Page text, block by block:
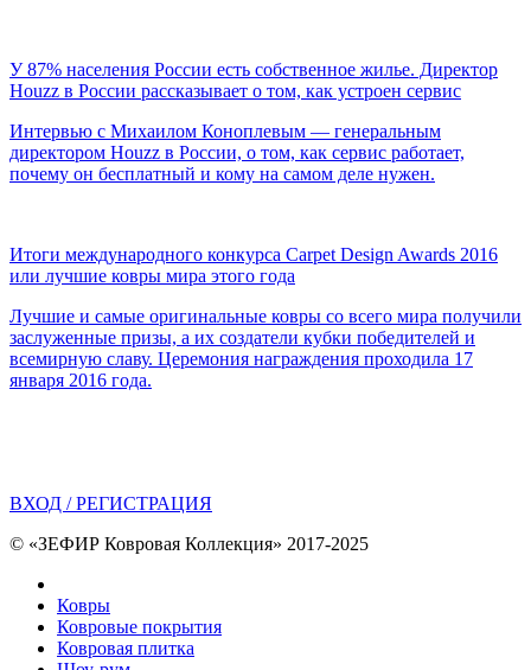
У 87% населения России есть собственное жилье. Директор
Houzz в России рассказывает о том, как устроен сервис
Интервью с Михаилом Коноплевым — генеральным
директором Houzz в России, о том, как сервис работает,
почему он бесплатный и кому на самом деле нужен.
Итоги международного конкурса Carpet Design Awards 2016
или лучшие ковры мира этого года
Лучшие и самые оригинальные ковры со всего мира получили
заслуженные призы, а их создатели кубки победителей и
всемирную славу. Церемония награждения проходила 17
января 2016 года.
ВХОД / РЕГИСТРАЦИЯ
© «ЗЕФИР Ковровая Коллекция» 2017-2025
Ковры
Ковровые покрытия
Ковровая плитка